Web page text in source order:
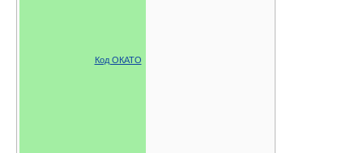
Код ОКАТО